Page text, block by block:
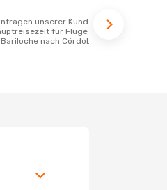
für Flüge von
nach Córdoba